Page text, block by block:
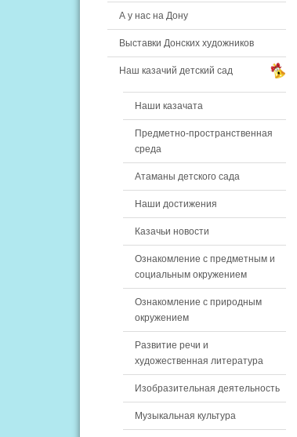
А у нас на Дону
Выставки Донских художников
Наш казачий детский сад
Наши казачата
Предметно-пространственная
среда
Атаманы детского сада
Наши достижения
Казачьи новости
Ознакомление с предметным и
социальным окружением
Ознакомление с природным
окружением
Развитие речи и
художественная литература
Изобразительная деятельность
Музыкальная культура